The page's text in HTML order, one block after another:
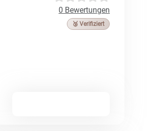
0 Bewertungen
🥉 Verifiziert